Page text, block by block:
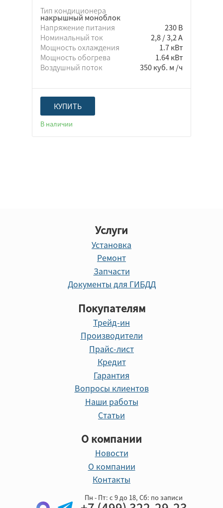
Тип кондиционера
накрышный моноблок
Напряжение питания
230 В
Номинальный ток
2,8 / 3,2 А
Мощность охлаждения
1.7 кВт
Мощность обогрева
1.64 кВт
Воздушный поток
350 куб. м /ч
КУПИТЬ
В наличии
Услуги
Установка
Ремонт
Запчасти
Документы для ГИБДД
Покупателям
Трейд-ин
Производители
Прайс-лист
Кредит
Гарантия
Вопросы клиентов
Наши работы
Статьи
О компании
Новости
О компании
Контакты
Пн - Пт: с 9 до 18, Cб: по записи